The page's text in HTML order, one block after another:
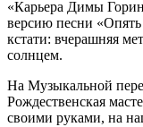
«Карьера Димы
версию песни «Опять
кстати: вчерашняя
солнцем.
На Музыкальной
Рождественская
своими руками, на